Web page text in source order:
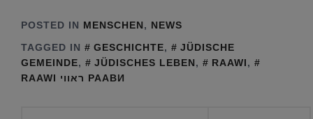
POSTED IN MENSCHEN, NEWS
TAGGED IN
GESCHICHTE,
JÜDISCHE
GEMEINDE, JÜDISCHES LEBEN, RAAWI,
RAAWI ראווי РААВИ